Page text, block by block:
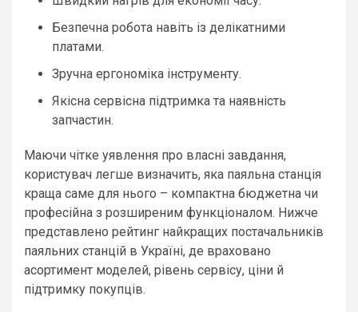
Безпечна робота навіть із делікатними
платами.
Зручна ергономіка інструменту.
Якісна сервісна підтримка та наявність
запчастин.
Маючи чітке уявлення про власні завдання,
користувач легше визначить, яка паяльна станція
краща саме для нього – компактна бюджетна чи
професійна з розширеним функціоналом. Нижче
представлено рейтинг найкращих постачальників
паяльних станцій в Україні, де враховано
асортимент моделей, рівень сервісу, ціни й
підтримку покупців.